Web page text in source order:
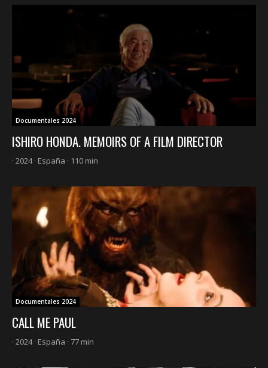
Documentales 2024
ISHIRO HONDA. MEMOIRS OF A FILM DIRECTOR
· 2024 · España · 110 min
Documentales 2024
CALL ME PAUL
· 2024 · España · 77 min